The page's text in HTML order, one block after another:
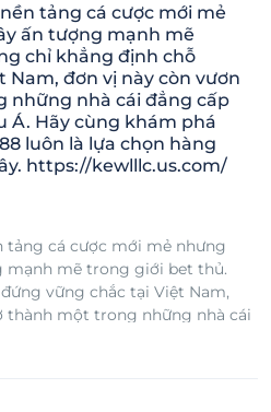
tảng cá cược mới mẻ
ấn tượng mạnh mẽ
chỉ khẳng định chỗ
đơn vị này còn vươn
những nhà cái đẳng cấp
Á. Hãy cùng khám phá
luôn là lựa chọn hàng
https://kewlllc.us.com/
tảng cá cược mới mẻ nhưng
mạnh mẽ trong giới bet thủ.
vững chắc tại Việt Nam,
thành một trong những nhà cái
Á. Hãy cùng khám phá